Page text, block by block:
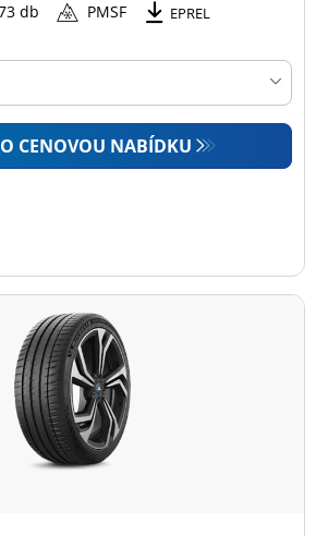
db PMSF EPREL
CENOVOU NABÍDKU